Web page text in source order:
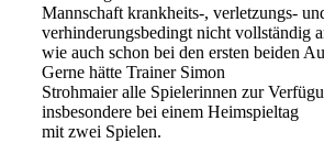
Mannschaft krankheits-, verletzungs-
verhinderungsbedingt nicht vollständig
wie auch schon bei den ersten beiden
Gerne hätte Trainer Simon
Strohmaier alle Spielerinnen zur
insbesondere bei einem Heimspieltag
mit zwei Spielen.